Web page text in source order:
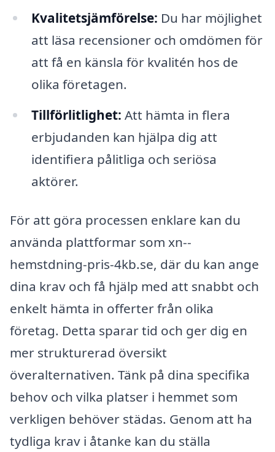
Kvalitetsjämförelse: Du har möjlighet
att läsa recensioner och omdömen för
att få en känsla för kvalitén hos de
olika företagen.
Tillförlitlighet: Att hämta in flera
erbjudanden kan hjälpa dig att
identifiera pålitliga och seriösa
aktörer.
För att göra processen enklare kan du
använda plattformar som xn--
hemstdning-pris-4kb.se, där du kan ange
dina krav och få hjälp med att snabbt och
enkelt hämta in offerter från olika
företag. Detta sparar tid och ger dig en
mer strukturerad översikt
överalternativen. Tänk på dina specifika
behov och vilka platser i hemmet som
verkligen behöver städas. Genom att ha
tydliga krav i åtanke kan du ställa